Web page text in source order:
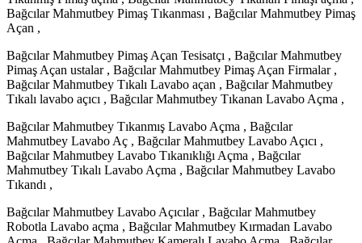
Bağcılar Mahmutbey Pimaş Tıkanması , Bağcılar Mahmutbey Pimaş
Açan ,
Bağcılar Mahmutbey Pimaş Açan Tesisatçı , Bağcılar Mahmutbey
Pimaş Açan ustalar , Bağcılar Mahmutbey Pimaş Açan Firmalar ,
Bağcılar Mahmutbey Tıkalı Lavabo açan , Bağcılar Mahmutbey
Tıkalı lavabo açıcı , Bağcılar Mahmutbey Tıkanan Lavabo Açma ,
Bağcılar Mahmutbey Tıkanmış Lavabo Açma , Bağcılar
Mahmutbey Lavabo Aç , Bağcılar Mahmutbey Lavabo Açıcı ,
Bağcılar Mahmutbey Lavabo Tıkanıklığı Açma , Bağcılar
Mahmutbey Tıkalı Lavabo Açma , Bağcılar Mahmutbey Lavabo
Tıkandı ,
Bağcılar Mahmutbey Lavabo Açıcılar , Bağcılar Mahmutbey
Robotla Lavabo açma , Bağcılar Mahmutbey Kırmadan Lavabo